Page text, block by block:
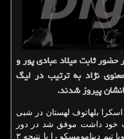
حضور ثابت میلاد عبادی پور و
نژاد به ترتیب در لیگ
پیروز شدند.
اسكرا بلهاتوف لهستان در شبی
خود داشت موفق شد در دور
سوم مرحله گروهی لیگ قهرمانان اروپا تیم دینامومسكو را با نتیجه ۳